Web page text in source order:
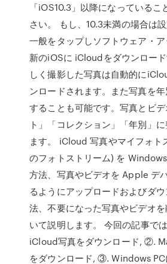
「iOS10.3」以降になっている
さい。 もし、10.3未満の場合は
一般をタップしソフトウェア・
新のiOSに iCloudをダウンロー
しく撮影した写真は自動的に
ンロードされます。また写真を
することも可能です。写真とビ
ト」「コレクション」「年別」
ます。 iCloud 写真やマイフォト
のフォトストリーム) を
方法、写真やビデオを Apple デ
るようにアップロードおよびダ
法、不要になった写真やビデオ
いて説明します。 今回の記事で
iCloud写真をダウンロード, ②.
をダウンロード, ③. Windows